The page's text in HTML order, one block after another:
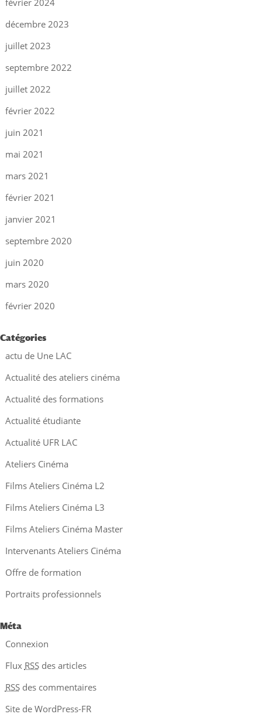
février 2024
décembre 2023
juillet 2023
septembre 2022
juillet 2022
février 2022
juin 2021
mai 2021
mars 2021
février 2021
janvier 2021
septembre 2020
juin 2020
mars 2020
février 2020
Catégories
actu de Une LAC
Actualité des ateliers cinéma
Actualité des formations
Actualité étudiante
Actualité UFR LAC
Ateliers Cinéma
Films Ateliers Cinéma L2
Films Ateliers Cinéma L3
Films Ateliers Cinéma Master
Intervenants Ateliers Cinéma
Offre de formation
Portraits professionnels
Méta
Connexion
Flux RSSdes articles
RSSdes commentaires
Site de WordPress-FR